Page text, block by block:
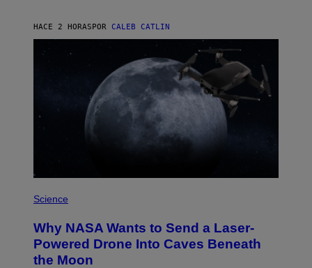
T
E
R
I
G
E
)
HACE 2 HORAS POR CALEB CATLIN
H
O
:
N
A
Science
Why NASA Wants to Send a Laser-
Powered Drone Into Caves Beneath
the Moon